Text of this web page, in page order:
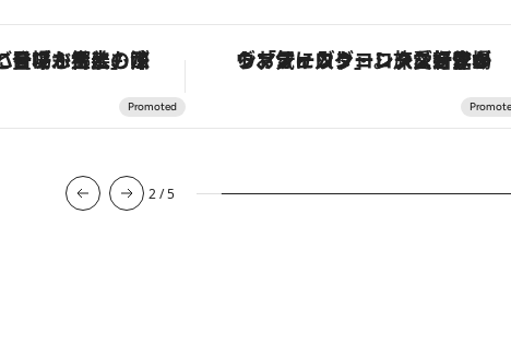
ヴァシュロン・コンスタンタン「オーヴァーシーズ・オートマティック」。旅愛好家のお気に入りコレクションから、ジェンダーレスな新作が登場 【銀座で出合う最旬美容】美髪ケアや上質な眠り…セルフケアのアップデートから、特別な名入れギフトまで。大人のための「ReFa GINZA」クルーズ
3/5